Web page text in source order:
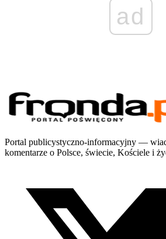
ad
Portal publicystyczno-informacyjny —
komentarze o Polsce, świecie, Kościele i